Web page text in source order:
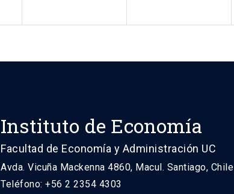
Instituto de Economía
Facultad de Economía y Administración UC
Avda. Vicuña Mackenna 4860, Macul. Santiago, Chile
Teléfono: +56 2 2354 4303